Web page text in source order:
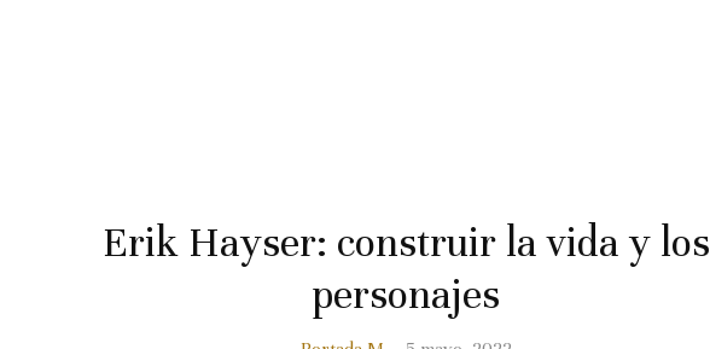
Erik Hayser: construir la vida y los
personajes